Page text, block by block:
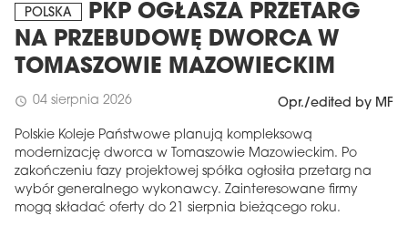
POLSKA
PKP OGŁASZA PRZETARG
NA PRZEBUDOWĘ DWORCA W
TOMASZOWIE MAZOWIECKIM
schedule 04 sierpnia 2026 Opr./edited by MF
Polskie Koleje Państwowe planują kompleksową
modernizację dworca w Tomaszowie Mazowieckim. Po
zakończeniu fazy projektowej spółka ogłosiła przetarg na
wybór generalnego wykonawcy. Zainteresowane firmy
mogą składać oferty do 21 sierpnia bieżącego roku.